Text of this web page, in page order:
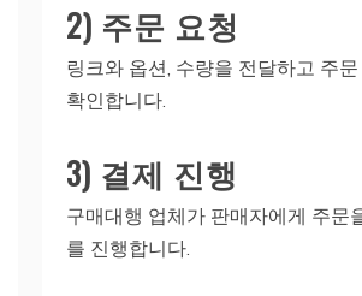
2) 주문 요청
링크와 옵션, 수량을 전달하고 주
확인합니다.
3) 결제 진행
구매대행 업체가 판매자에게 주문
를 진행합니다.